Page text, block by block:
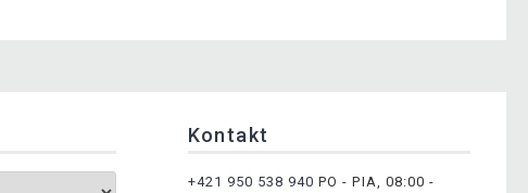
Kontakt
+421 950 538 940 PO - PIA, 08:00 -